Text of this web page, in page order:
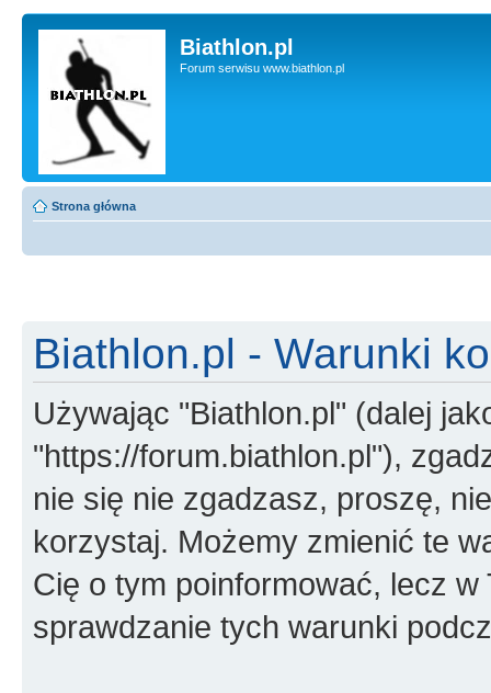
Biathlon.pl
Forum serwisu www.biathlon.pl
Strona główna
Biathlon.pl - Warunki
Używając "Biathlon.pl" (dalej
"https://forum.biathlon.pl"),
nie się nie zgadzasz, proszę,
korzystaj. Możemy zmienić te
Cię o tym poinformować, lecz
sprawdzanie tych warunki